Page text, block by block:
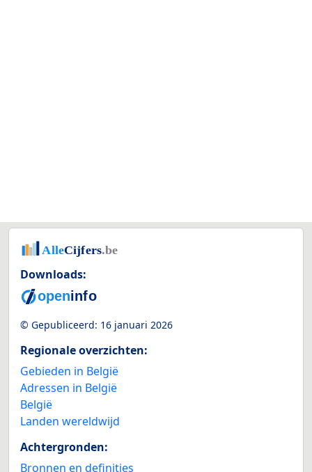
Downloads:
© Gepubliceerd: 16 januari 2026
Regionale overzichten:
Gebieden in België
Adressen in België
België
Landen wereldwijd
Achtergronden:
Bronnen en definities